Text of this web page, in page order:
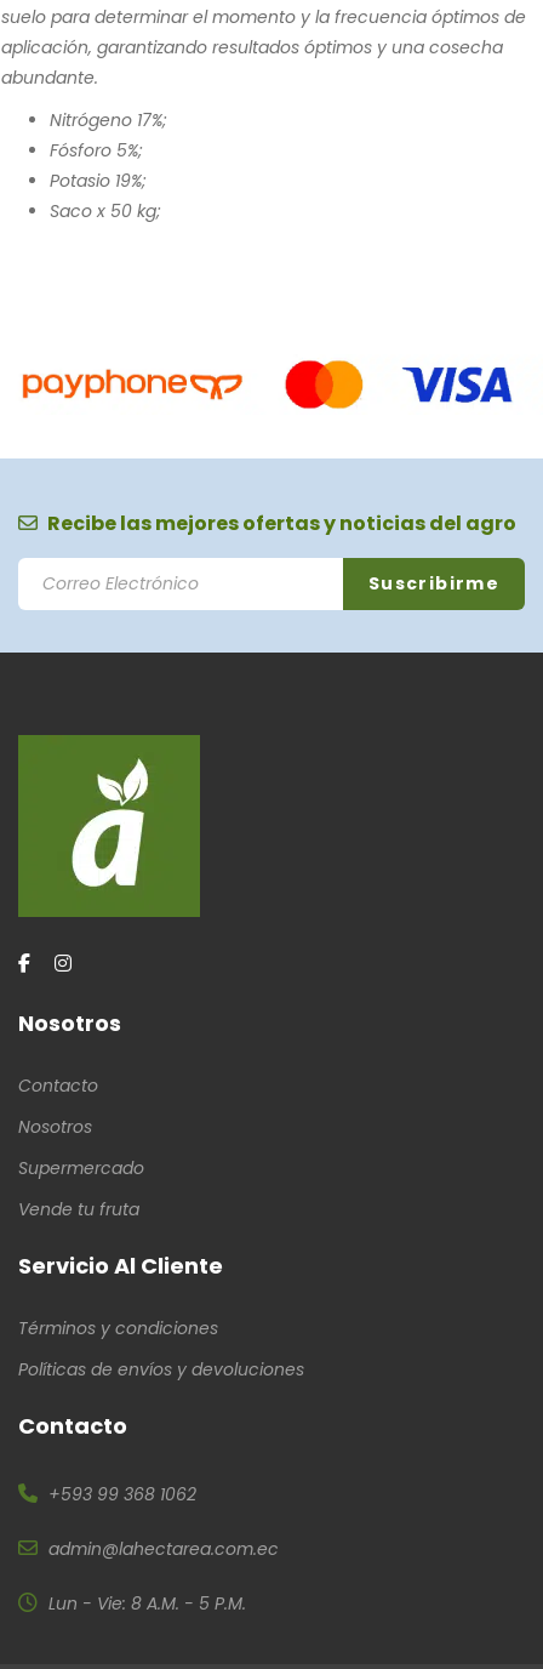
suelo para determinar el momento y la frecuencia óptimos de
aplicación, garantizando resultados óptimos y una cosecha
abundante.
Nitrógeno 17%;
Fósforo 5%;
Potasio 19%;
Saco x 50 kg;
Recibe las mejores ofertas y noticias del agro
Nosotros
Contacto
Nosotros
Supermercado
Vende tu fruta
Servicio Al Cliente
Términos y condiciones
Políticas de envíos y devoluciones
Contacto
+593 99 368 1062
admin@lahectarea.com.ec
Lun - Vie: 8 A.M. - 5 P.M.